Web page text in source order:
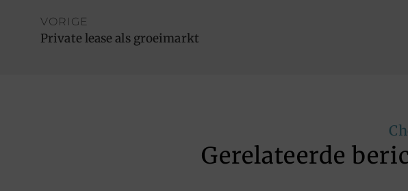
VORIGE
Private lease als groeimarkt
Gerelateerde